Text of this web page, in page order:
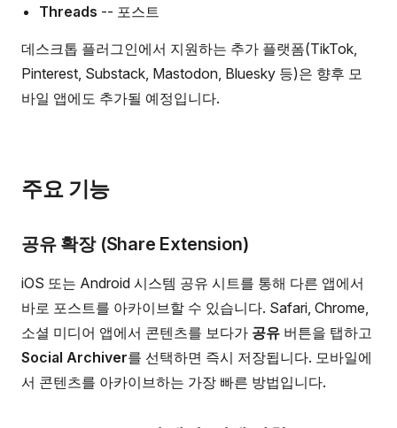
Threads -- 포스트
데스크톱 플러그인에서 지원하는 추가 플랫폼(TikTok,
Pinterest, Substack, Mastodon, Bluesky 등)은 향후 모
바일 앱에도 추가될 예정입니다.
주요 기능
공유 확장 (Share Extension)
iOS 또는 Android 시스템 공유 시트를 통해 다른 앱에서
바로 포스트를 아카이브할 수 있습니다. Safari, Chrome,
소셜 미디어 앱에서 콘텐츠를 보다가 공유 버튼을 탭하고
Social Archiver를 선택하면 즉시 저장됩니다. 모바일에
서 콘텐츠를 아카이브하는 가장 빠른 방법입니다.